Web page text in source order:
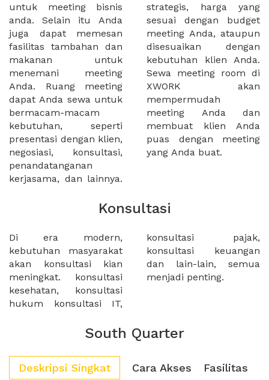
untuk meeting bisnis
anda. Selain itu Anda
juga dapat memesan
fasilitas tambahan dan
makanan untuk
menemani meeting
Anda. Ruang meeting
dapat Anda sewa untuk
bermacam-macam
kebutuhan, seperti
presentasi dengan klien,
negosiasi, konsultasi,
penandatanganan
kerjasama, dan lainnya.
strategis, harga yang
sesuai dengan budget
meeting Anda, ataupun
disesuaikan dengan
kebutuhan klien Anda.
Sewa meeting room di
XWORK akan
mempermudah
meeting Anda dan
membuat klien Anda
puas dengan meeting
yang Anda buat.
Konsultasi
Di era modern,
kebutuhan masyarakat
akan konsultasi kian
meningkat. konsultasi
kesehatan, konsultasi
hukum konsultasi IT,
konsultasi pajak,
konsultasi keuangan
dan lain-lain, semua
menjadi penting.
South Quarter
Deskripsi Singkat Cara Akses Fasilitas